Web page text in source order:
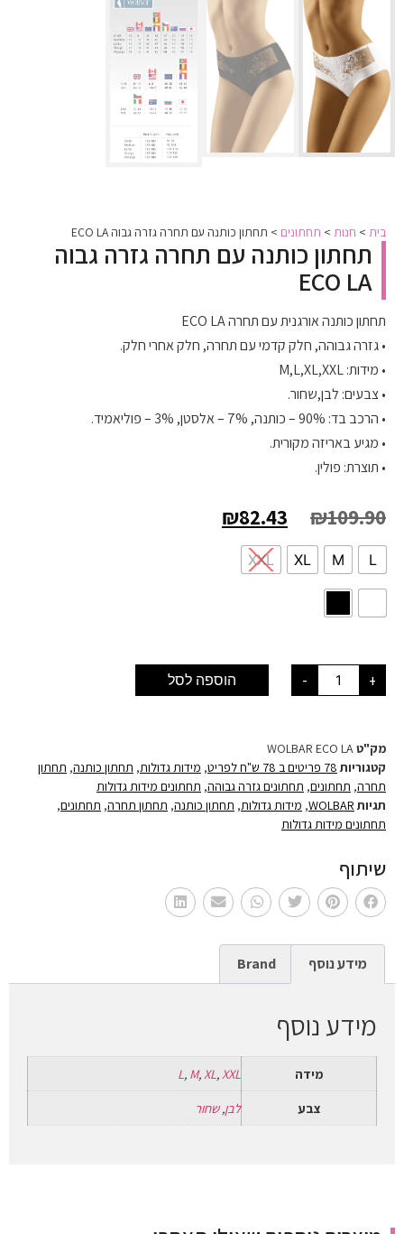
בית > חנות > תחתונים > תחתון כותנה עם תחרה גזרה גבוה ECO LA
תחתון כותנה עם תחרה גזרה גבוה
ECO LA
תחתון כותנה אורגנית עם תחרה ECO LA
• גזרה גבוהה, חלק קדמי עם תחרה, חלק אחרי חלק.
• מידות: M,L,XL,XXL
• צבעים: לבן,שחור.
• הרכב בד: 90% – כותנה, 7% – אלסטן, 3% – פוליאמיד.
• מגיע באריזה מקורית.
• תוצרת: פולין.
₪109.90
₪82.43
L
M
XL
XXL
- + הוספה לסל
מק"ט WOLBAR ECO LA
קטגוריות 78 פריטים ב 78 ש"ח לפריט , מידות גדולות, תחתון כותנה, תחתון
תחרה, תחתונים, תחתונים גזרה גבוהה, תחתונים מידות גדולות
תגיות WOLBAR
, מידות גדולות, תחתון כותנה, תחתון תחרה, תחתונים,
תחתונים מידות גדולות
שיתוף
מידע נוסף Brand
מידע נוסף
מידה L, M,XL,XXL
צבע
לבן,שחור